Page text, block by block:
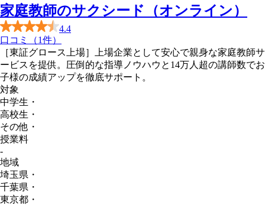
家庭教師のサクシード（オンライン）
4.4
口コミ（1件）
［東証グロース上場］上場企業として安心で親身な家庭教師サ
ービスを提供。圧倒的な指導ノウハウと14万人超の講師数でお
子様の成績アップを徹底サポート。
対象
中学生 ・
高校生 ・
その他 ・
授業料
-
地域
埼玉県 ・
千葉県 ・
東京都 ・